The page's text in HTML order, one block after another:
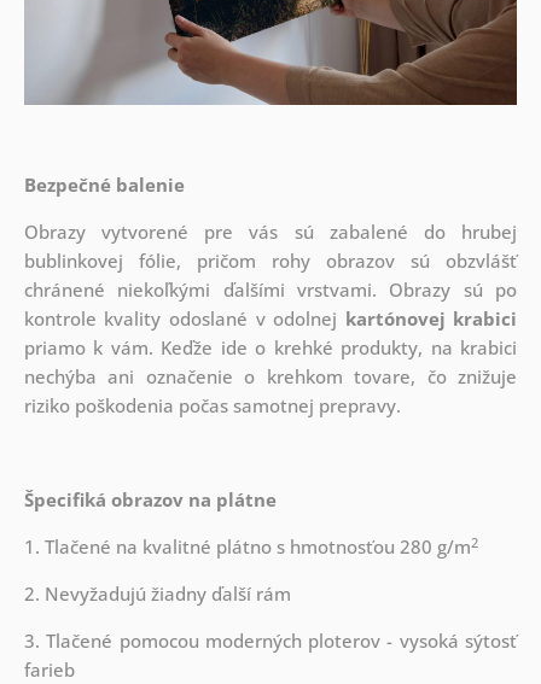
Bezpečné balenie
Obrazy vytvorené pre vás sú zabalené do hrubej
bublinkovej fólie, pričom rohy obrazov sú obzvlášť
chránené niekoľkými ďalšími vrstvami. Obrazy sú po
kontrole kvality odoslané v odolnej kartónovej krabici
priamo k vám. Keďže ide o krehké produkty, na krabici
nechýba ani označenie o krehkom tovare, čo znižuje
riziko poškodenia počas samotnej prepravy.
Špecifiká obrazov na plátne
1. Tlačené na kvalitné plátno s hmotnosťou 280 g/m2
2. Nevyžadujú žiadny ďalší rám
3. Tlačené pomocou moderných ploterov - vysoká sýtosť
farieb